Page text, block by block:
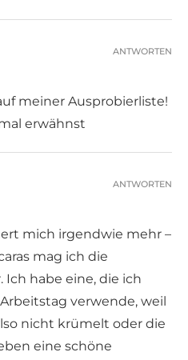
meiner Ausprobierliste!
erwähnst
ANTWORTEN
mich irgendwie mehr –
mag ich die
habe eine, die ich
verwende, weil
nicht krümelt oder die
eine schöne
ANTWORTEN